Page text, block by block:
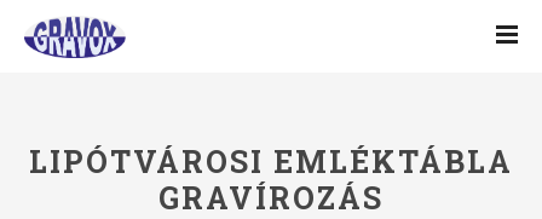
LIPÓTVÁROSI EMLÉKTÁBLA
GRAVÍROZÁS